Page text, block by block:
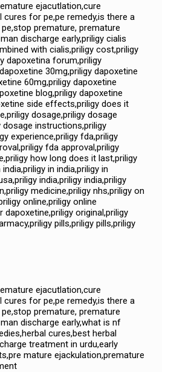
ejacutlation,cure
cures for pe,pe remedy,is there a
premature, premature
discharge early,priligy cialis
with cialis,priligy cost,priligy
dapoxetina forum,priligy
30mg,priligy dapoxetine
60mg,priligy dapoxetine
blog,priligy dapoxetine
side effects,priligy does it
dosage,priligy dosage
instructions,priligy
experience,priligy fda,priligy
fda approval,priligy
how long does it last,priligy
in india,priligy in
india,priligy india,priligy
medicine,priligy nhs,priligy on
online,priligy online
dapoxetine,priligy original,priligy
pills,priligy pills,priligy
ejacutlation,cure
cures for pe,pe remedy,is there a
premature, premature
discharge early,what is nf
cures,best herbal
treatment in urdu,early
mature ejackulation,premature